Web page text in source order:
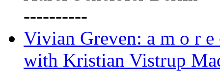
----------
Vivian Greven: a m o r
with Kristian Vistrup